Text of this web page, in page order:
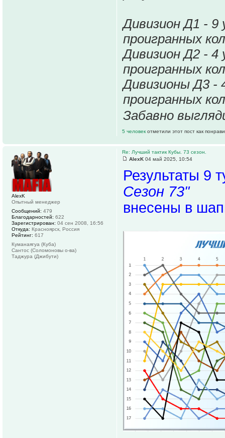
Дивизион Д1 - 9
проигранных
Дивизион Д2 - 4
проигранных
Дивизионы Д3 -
проигранных
Забавно
5 человек отметили этот пост как
Re: Лучший тактик Кубы. 73 сезон.
AlexK 04 май 2025, 10:54
Результаты 9
Сезон 73"
внесены в
AlexK
Опытный менеджер
Сообщений: 479
Благодарностей: 622
Зарегистрирован: 04 сен 2008, 16:56
Откуда: Красноярск, Россия
Рейтинг: 617
Куманаягуа (Куба)
Сантос (Соломоновы о-ва)
Таджура (Джибути)